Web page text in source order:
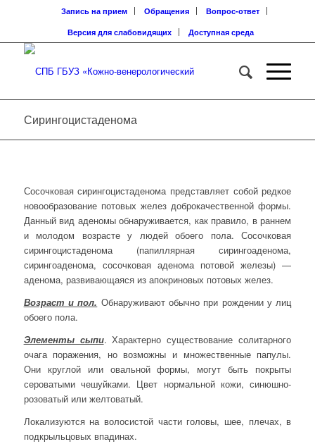
Запись на прием Обращения
Вопрос-ответ
Версия для слабовидящих
Доступная среда
Сирингоцистаденома
Сосочковая сирингоцистаденома представляет собой редкое
новообразование потовых желез доброкачественной формы.
Данный вид аденомы обнаруживается, как правило, в раннем
и молодом возрасте у людей обоего пола. Сосочковая
сирингоцистаденома (папиллярная сирингоаденома,
сирингоаденома, сосочковая аденома потовой железы) —
аденома, развивающаяся из апокриновых потовых желез.
Возраст и пол. Обнаруживают обычно при рождении у лиц
обоего пола.
Элементы сыпи. Характерно существование солитарного
очага поражения, но возможны и множественные папулы.
Они круглой или овальной формы, могут быть покрыты
сероватыми чешуйками. Цвет нормальной кожи, синюшно-
розоватый или желтоватый.
Локализуются на волосистой части головы, шее, плечах, в
подкрыльцовых впадинах.